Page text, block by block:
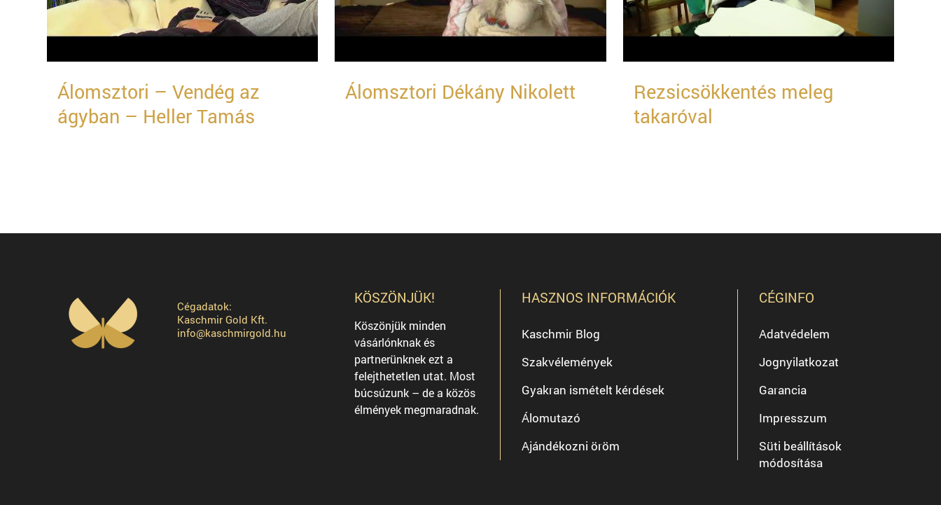
Álomsztori – Vendég az
ágyban – Heller Tamás
Álomsztori Dékány Nikolett
Rezsicsökkentés meleg
takaróval
Cégadatok:
Kaschmir Gold Kft.
info@kaschmirgold.hu
KÖSZÖNJÜK!
Köszönjük minden
vásárlónknak és
partnerünknek ezt a
felejthetetlen utat. Most
búcsúzunk – de a közös
élmények megmaradnak.
HASZNOS INFORMÁCIÓK
Kaschmir Blog
Szakvélemények
Gyakran ismételt kérdések
Álomutazó
Ajándékozni öröm
CÉGINFO
Adatvédelem
Jognyilatkozat
Garancia
Impresszum
Süti beállítások
módosítása